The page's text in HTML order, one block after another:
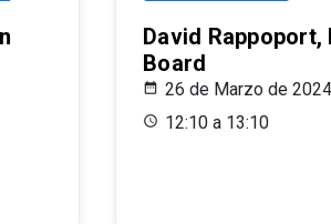
David Rappoport,
Board
26 de Marzo de 2024
12:10 a 13:10